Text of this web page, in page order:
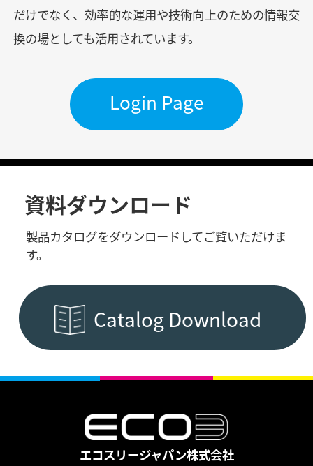
だけでなく、効率的な運用や技術向上のための情報交
換の場としても活用されています。
Login Page
資料ダウンロード
製品カタログをダウンロードしてご覧いただけま
す。
Catalog Download
エコスリージャパン株式会社